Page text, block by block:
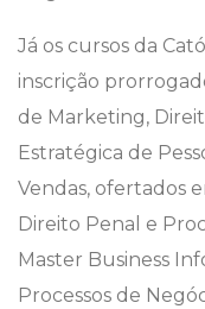
Já os cursos da
inscrição
de Marketing,
Estratégica de
Vendas, ofertados
Direito Penal e
Master Business
Processos de